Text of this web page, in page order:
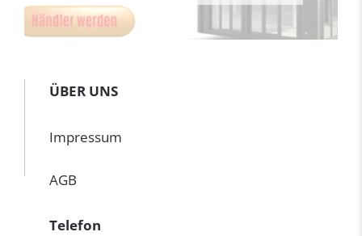
ÜBER UNS
Impressum
AGB
Telefon